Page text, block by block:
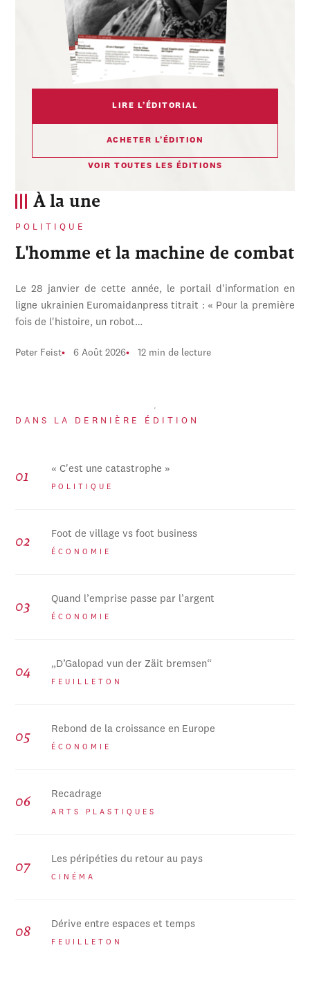
À la une
POLITIQUE
L'homme et la machine de combat
Le 28 janvier de cette année, le portail d'information en
ligne ukrainien Euromaidanpress titrait : « Pour la première
fois de l'histoire, un robot…
Peter Feist 6 Août 2026 12 min de lecture
DANS LA DERNIÈRE ÉDITION
« C'est une catastrophe »
POLITIQUE
Foot de village vs foot business
ÉCONOMIE
Quand l’emprise passe par l’argent
ÉCONOMIE
„D’Galopad vun der Zäit bremsen“
FEUILLETON
Rebond de la croissance en Europe
ÉCONOMIE
Recadrage
ARTS PLASTIQUES
Les péripéties du retour au pays
CINÉMA
Dérive entre espaces et temps
FEUILLETON
LIRE L’ÉDITORIAL
ACHETER L’ÉDITION
VOIR TOUTES LES ÉDITIONS